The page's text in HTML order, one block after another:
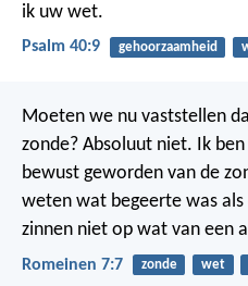
ik uw wet.
Psalm 40:9 gehoorzaamheid
Moeten we nu vaststellen
zonde? Absoluut niet. Ik
bewust geworden van de
weten wat begeerte was als
zinnen niet op wat van een
Romeinen 7:7 zonde wet